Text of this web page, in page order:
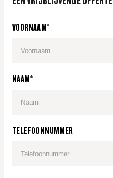
VOORNAAM*
NAAM*
TELEFOONNUMMER